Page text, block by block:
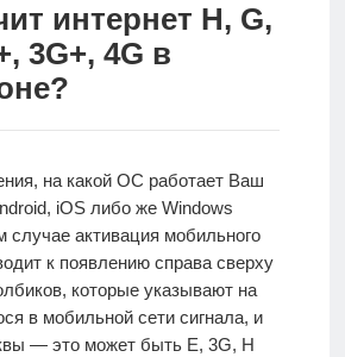
интернет H, G,
3G+, 4G в
на какой ОС работает Ваш
iOS либо же Windows
случае активация мобильного
к появлению справа сверху
которые указывают на
в мобильной сети сигнала, и
— это может быть E, 3G, H